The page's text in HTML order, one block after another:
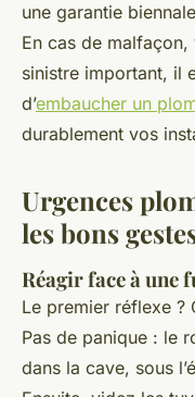
une garantie
En cas de
sinistre important, il
d’embaucher un
durablement vos
Urgences
les bons
Réagir face à une
Le premier réflexe ?
Pas de panique : le
dans la cave, sous